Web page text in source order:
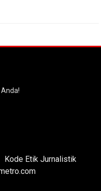
Kode Etik Jurnalistik